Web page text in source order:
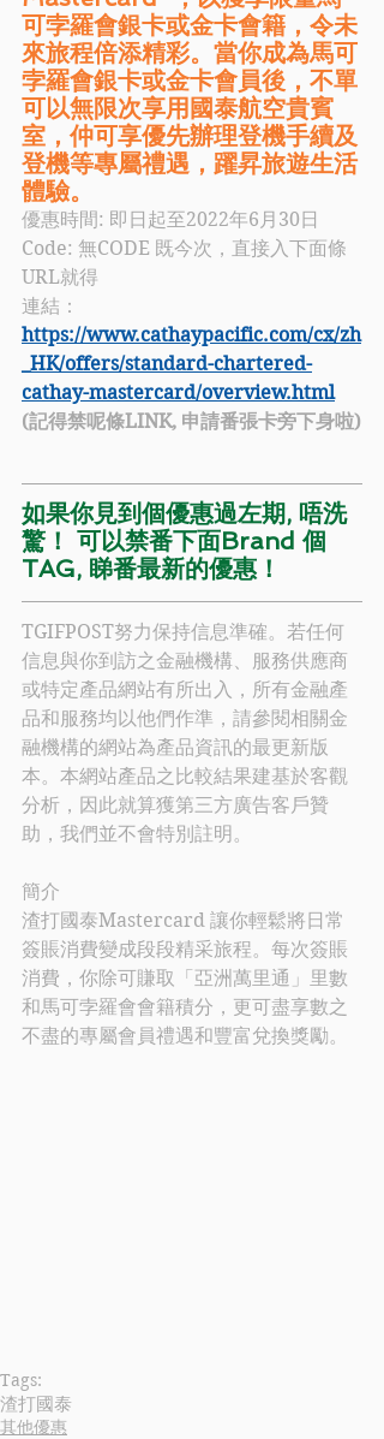
可孛羅會銀卡或金卡會籍，令未
來旅程倍添精彩。當你成為馬可
孛羅會銀卡或金卡會員後，不單
可以無限次享用國泰航空貴賓
室，仲可享優先辦理登機手續及
登機等專屬禮遇，躍昇旅遊生活
體驗。
優惠時間: 即日起至2022年6月30日
Code: 無CODE 既今次，直接入下面條
URL就得
連結：
https://www.cathaypacific.com/cx/zh
_HK/offers/standard-chartered-
cathay-mastercard/overview.html
(記得禁呢條LINK, 申請番張卡旁下身啦)
如果你見到個優惠過左期, 唔洗
驚！ 可以禁番下面Brand 個
TAG, 睇番最新的優惠！
TGIFPOST努力保持信息準確。若任何
信息與你到訪之金融機構、服務供應商
或特定產品網站有所出入，所有金融產
品和服務均以他們作準，請參閱相關金
融機構的網站為產品資訊的最更新版
本。本網站產品之比較結果建基於客觀
分析，因此就算獲第三方廣告客戶贊
助，我們並不會特別註明。
簡介
渣打國泰Mastercard 讓你輕鬆將日常
簽賬消費變成段段精采旅程。每次簽賬
消費，你除可賺取「亞洲萬里通」里數
和馬可孛羅會會籍積分，更可盡享數之
不盡的專屬會員禮遇和豐富兌換獎勵。
Tags:
渣打國泰
其他優惠